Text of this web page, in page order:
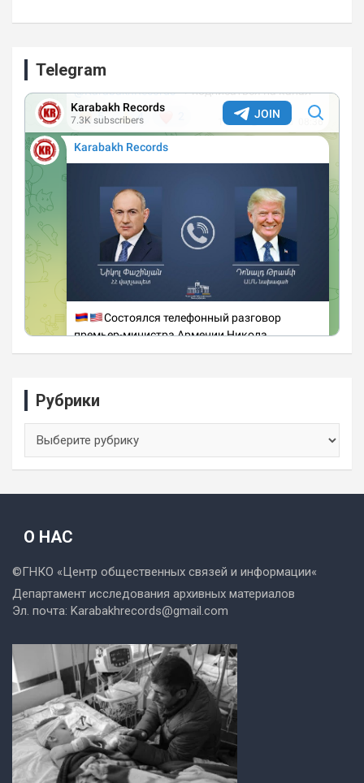
Telegram
Рубрики
О НАС
©ГНКО «Центр общественных связей и информации«
Департамент исследования архивных материалов
Эл. почта: Karabakhrecords@gmail.com